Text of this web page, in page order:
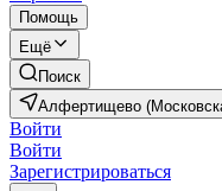
Помощь
Ещё
Поиск
Алфертищево
Войти
Войти
Зарегистрироваться